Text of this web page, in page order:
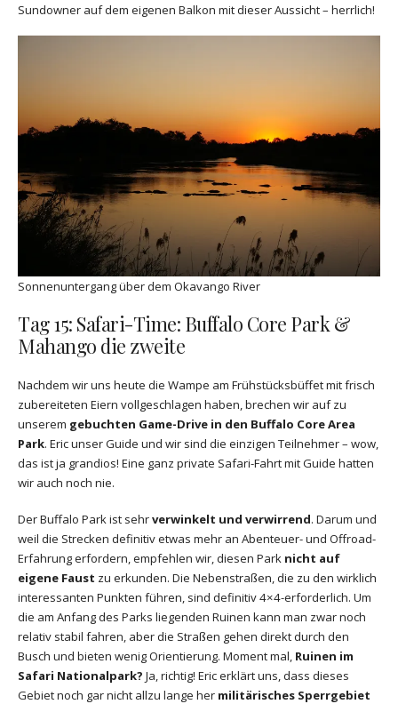
Sundowner auf dem eigenen Balkon mit dieser Aussicht – herrlich!
Sonnenuntergang über dem Okavango River
Tag 15: Safari-Time: Buffalo Core Park &
Mahango die zweite
Nachdem wir uns heute die Wampe am Frühstücksbüffet mit frisch
zubereiteten Eiern vollgeschlagen haben, brechen wir auf zu
unserem gebuchten Game-Drive in den Buffalo Core Area
Park. Eric unser Guide und wir sind die einzigen Teilnehmer – wow,
das ist ja grandios! Eine ganz private Safari-Fahrt mit Guide hatten
wir auch noch nie.
Der Buffalo Park ist sehrverwinkelt und verwirrend. Darum und
weil die Strecken definitiv etwas mehr an Abenteuer- und Offroad-
Erfahrung erfordern, empfehlen wir, diesen Park nicht auf
eigene Faust zu erkunden. Die Nebenstraßen, die zu den wirklich
interessanten Punkten führen, sind definitiv 4×4-erforderlich. Um
die am Anfang des Parks liegenden Ruinen kann man zwar noch
relativ stabil fahren, aber die Straßen gehen direkt durch den
Busch und bieten wenig Orientierung. Moment mal, Ruinen im
Safari Nationalpark? Ja, richtig! Eric erklärt uns, dass dieses
Gebiet noch gar nicht allzu lange her militärisches Sperrgebiet